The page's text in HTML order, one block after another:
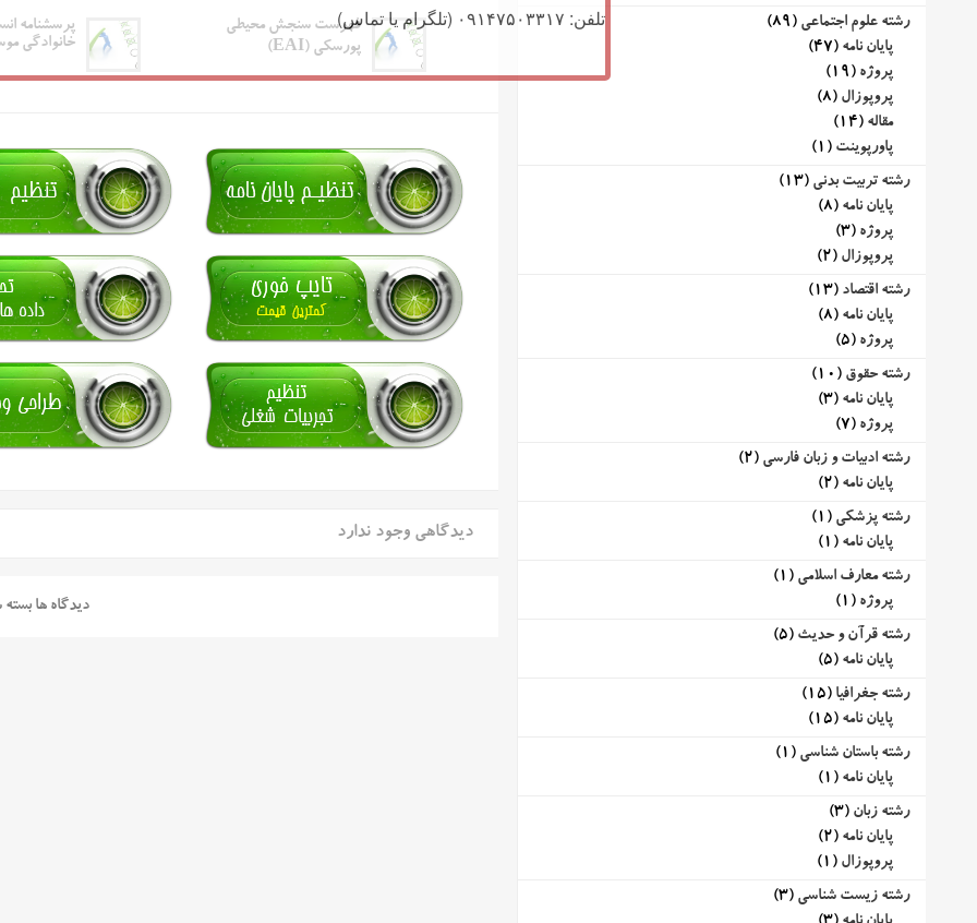
فهرست سنجش محیطی
پورسکی (EAI)
پرسشنامه
خانوادگی
دیدگاهی وجود ندارد
دیدگاه ها
رشته علوم اجتماعی (89)
پایان نامه (47)
پروژه (19)
پروپوزال (8)
مقاله (14)
پاورپوینت (1)
رشته تربیت بدنی (13)
پایان نامه (8)
پروژه (3)
پروپوزال (2)
رشته اقتصاد (13)
پایان نامه (8)
پروژه (5)
رشته حقوق (10)
پایان نامه (3)
پروژه (7)
رشته ادبیات و زبان فارسی (2)
پایان نامه (2)
رشته پزشکی (1)
پایان نامه (1)
رشته معارف اسلامی (1)
پروژه (1)
رشته قرآن و حدیث (5)
پایان نامه (5)
رشته جغرافیا (15)
پایان نامه (15)
رشته باستان شناسی (1)
پایان نامه (1)
رشته زبان (3)
پایان نامه (2)
پروپوزال (1)
رشته زیست شناسی (3)
تلفن: ۰۹۱۴۷۵۰۳۳۱۷ (تلگرام یا تماس)